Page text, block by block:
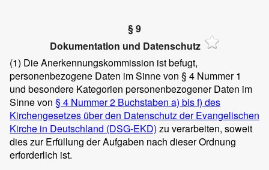
§ 9
Dokumentation und Datenschutz
(1) Die Anerkennungskommission ist befugt,
personenbezogene Daten im Sinne von § 4 Nummer 1
und besondere Kategorien personenbezogener Daten im
Sinne von § 4 Nummer 2 Buchstaben a) bis f) des
Kirchengesetzes über den Datenschutz der Evangelischen
Kirche in Deutschland (DSG-EKD) zu verarbeiten, soweit
dies zur Erfüllung der Aufgaben nach dieser Ordnung
erforderlich ist.